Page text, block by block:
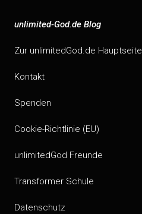
unlimited-God.de Blog
Zur unlimitedGod.de Hauptseite
Kontakt
Spenden
Cookie-Richtlinie (EU)
unlimitedGod Freunde
Transformer Schule
Datenschutz